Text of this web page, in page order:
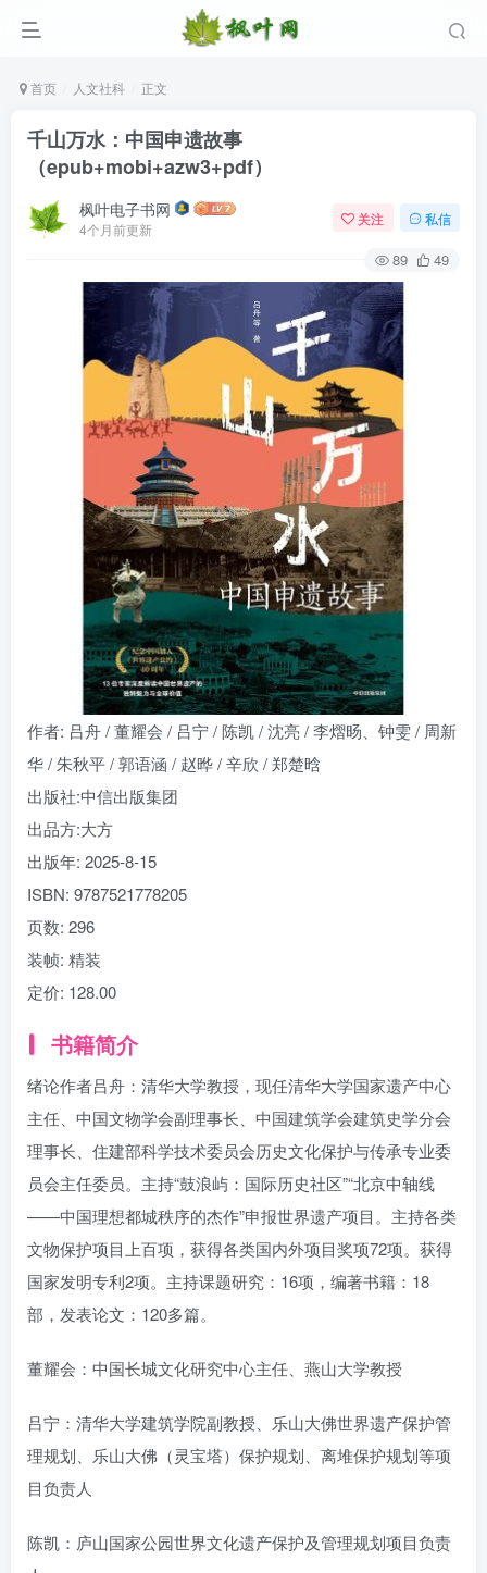
首页 人文社科 正文
千山万水：中国申遗故事
（epub+mobi+azw3+pdf）
枫叶电子书网
4个月前更新
关注 私信
89 49
作者: 吕舟 / 董耀会 / 吕宁 / 陈凯 / 沈亮 / 李熠旸、钟雯 / 周新
华 / 朱秋平 / 郭语涵 / 赵晔 / 辛欣 / 郑楚晗
出版社:中信出版集团
出品方:大方
出版年: 2025-8-15
ISBN: 9787521778205
页数: 296
装帧: 精装
定价: 128.00
书籍简介
绪论作者吕舟：清华大学教授，现任清华大学国家遗产中心
主任、中国文物学会副理事长、中国建筑学会建筑史学分会
理事长、住建部科学技术委员会历史文化保护与传承专业委
员会主任委员。主持“鼓浪屿：国际历史社区”“北京中轴线
——中国理想都城秩序的杰作”申报世界遗产项目。主持各类
文物保护项目上百项，获得各类国内外项目奖项72项。获得
国家发明专利2项。主持课题研究：16项，编著书籍：18
部，发表论文：120多篇。
董耀会：中国长城文化研究中心主任、燕山大学教授
吕宁：清华大学建筑学院副教授、乐山大佛世界遗产保护管
理规划、乐山大佛（灵宝塔）保护规划、离堆保护规划等项
目负责人
陈凯：庐山国家公园世界文化遗产保护及管理规划项目负责
登录
没有账号？立即注册
用户名/手机号/邮箱
登录密码
记住登录 找回密码|免密登录
登录
社交账号登录